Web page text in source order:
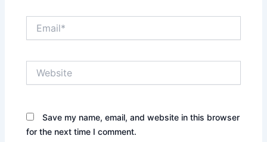
Save my name, email, and website in this browser
for the next time I comment.